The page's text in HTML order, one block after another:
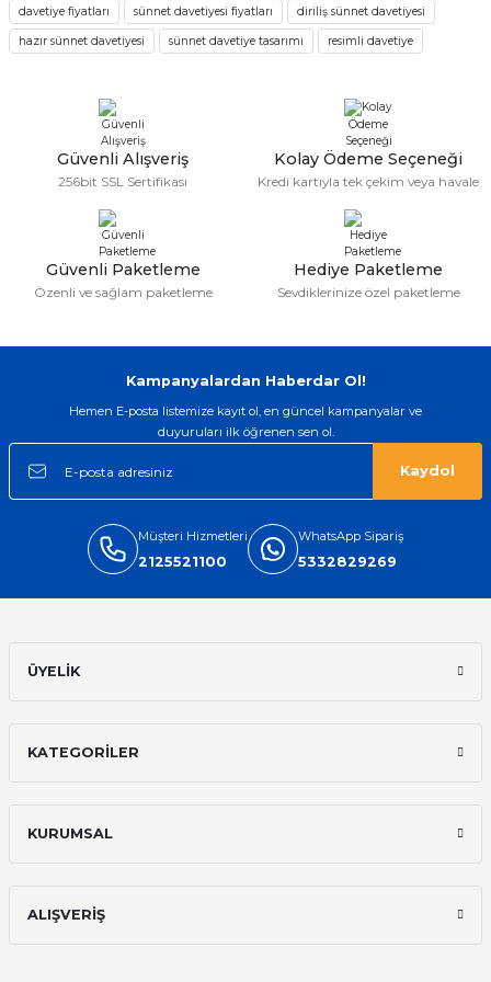
Bu ürüne benzer farklı alternatifler olmalı.
1.678,80 TL 1.198,80 TL 1.198,80 TL
davetiye fiyatları sünnet davetiyesi fiyatları diriliş sünnet davetiyesi
hazır sünnet davetiyesi sünnet davetiye tasarımı resimli davetiye
Güvenli Alışveriş
256bit SSL Sertifikası
Kolay Ödeme Seçeneği
Kredi kartıyla tek çekim veya havale
Güvenli Paketleme
Özenli ve sağlam paketleme
Hediye Paketleme
Sevdiklerinize özel paketleme
Kampanyalardan Haberdar Ol!
Hemen E-posta listemize kayıt ol, en güncel kampanyalar ve
duyuruları ilk öğrenen sen ol.
Kaydol
Müşteri Hizmetleri
2125521100
WhatsApp Sipariş
5332829269
ÜYELİK
KATEGORİLER
KURUMSAL
ALIŞVERİŞ